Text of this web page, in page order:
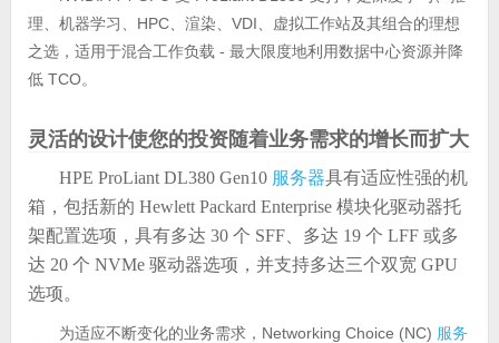
理、机器学习、HPC、渲染、VDI、虚拟工作站及其组合的理想
之选，适用于混合工作负载 - 最大限度地利用数据中心资源并降
低 TCO。
灵活的设计使您的投资随着业务需求的增长而扩大
HPE ProLiant DL380 Gen10 服务器具有适应性强的机
箱，包括新的 Hewlett Packard Enterprise 模块化驱动器托
架配置选项，具有多达 30 个 SFF、多达 19 个 LFF 或多
达 20 个 NVMe 驱动器选项，并支持多达三个双宽 GPU
选项。
为适应不断变化的业务需求，Networking Choice (NC) 服务